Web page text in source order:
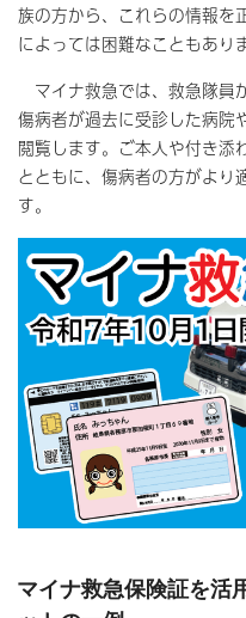
族の方から、これらの情報を
によっては困難なこともあり
マイナ救急では、救急隊員
傷病者が過去に受診した病院
閲覧します。ご本人や付き添
とともに、傷病者の方がより
す。
マイナ救急保険証を活